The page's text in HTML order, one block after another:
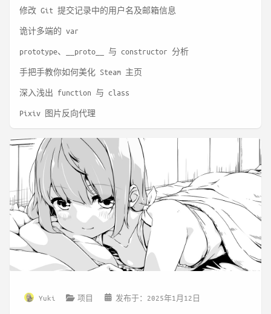
Yuki 项目 发布于：2025年1月12日
修改 Git 提交记录中的用户名及邮箱信息
诡计多端的 var
prototype、__proto__ 与 constructor 分析
手把手教你如何美化 Steam 主页
深入浅出 function 与 class
Pixiv 图片反向代理